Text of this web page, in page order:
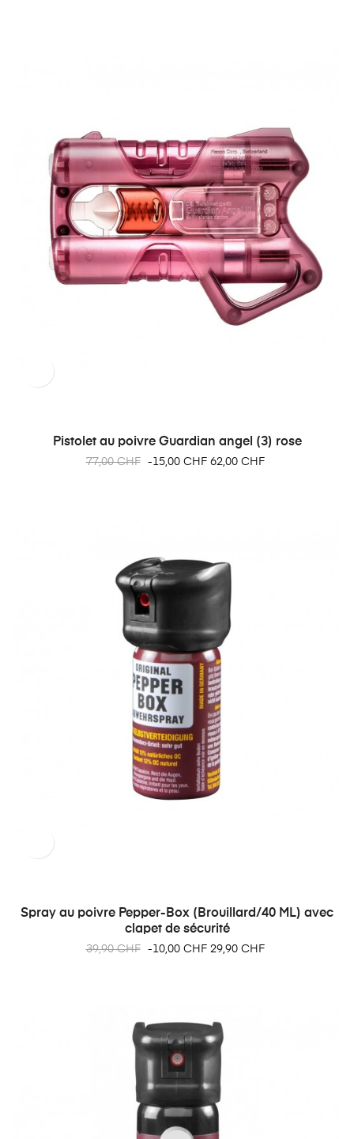
Pistolet au poivre Guardian angel (3) rose
Prix
77,00 CHF -15,00 CHF Prix
62,00 CHF
Spray au poivre Pepper-Box (Brouillard/40 ML) avec
clapet de sécurité
Prix
39,90 CHF -10,00 CHF Prix
29,90 CHF